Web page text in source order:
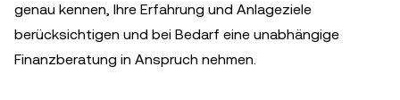
genau kennen, Ihre Erfahrung und Anlageziele
berücksichtigen und bei Bedarf eine unabhängige
Finanzberatung in Anspruch nehmen.